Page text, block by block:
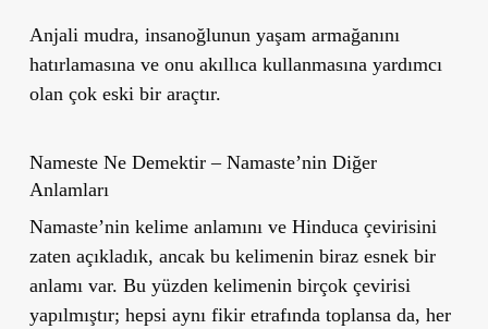
Anjali mudra, insanoğlunun yaşam armağanını
hatırlamasına ve onu akıllıca kullanmasına yardımcı
olan çok eski bir araçtır.
Nameste Ne Demektir – Namaste’nin Diğer
Anlamları
Namaste’nin kelime anlamını ve Hinduca çevirisini
zaten açıkladık, ancak bu kelimenin biraz esnek bir
anlamı var. Bu yüzden kelimenin birçok çevirisi
yapılmıştır; hepsi aynı fikir etrafında toplansa da, her